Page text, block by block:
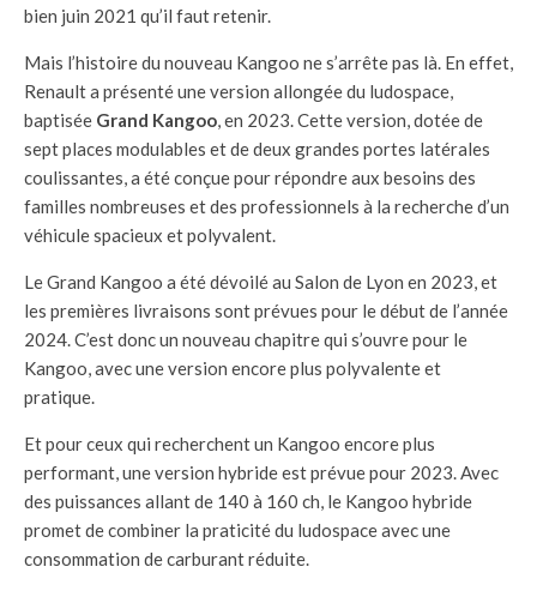
bien juin 2021 qu’il faut retenir.
Mais l’histoire du nouveau Kangoo ne s’arrête pas là. En effet,
Renault a présenté une version allongée du ludospace,
baptisée Grand Kangoo, en 2023. Cette version, dotée de
sept places modulables et de deux grandes portes latérales
coulissantes, a été conçue pour répondre aux besoins des
familles nombreuses et des professionnels à la recherche d’un
véhicule spacieux et polyvalent.
Le Grand Kangoo a été dévoilé au Salon de Lyon en 2023, et
les premières livraisons sont prévues pour le début de l’année
2024. C’est donc un nouveau chapitre qui s’ouvre pour le
Kangoo, avec une version encore plus polyvalente et
pratique.
Et pour ceux qui recherchent un Kangoo encore plus
performant, une version hybride est prévue pour 2023. Avec
des puissances allant de 140 à 160 ch, le Kangoo hybride
promet de combiner la praticité du ludospace avec une
consommation de carburant réduite.